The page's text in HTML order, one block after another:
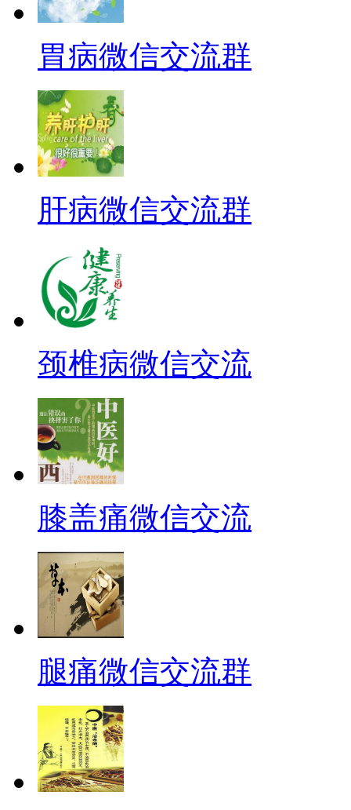
胃病微信交流群
肝病微信交流群
颈椎病微信交流
膝盖痛微信交流
腿痛微信交流群